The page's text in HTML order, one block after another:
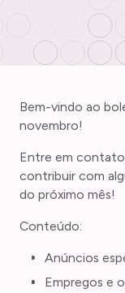
Bem-vindo ao
novembro!
Entre em contato
contribuir com
do próximo mês!
Conteúdo:
Anúncios
Empregos e